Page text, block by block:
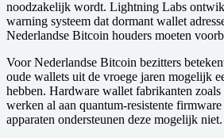
noodzakelijk wordt. Lightning Labs
warning systeem dat dormant wallet
Nederlandse Bitcoin houders moeten
Voor Nederlandse Bitcoin bezitters
oude wallets uit de vroege jaren mogelijk
hebben. Hardware wallet fabrikanten
werken al aan quantum-resistente
apparaten ondersteunen deze mogelijk niet.